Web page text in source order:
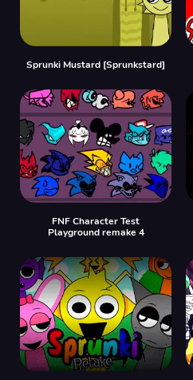
Sprunki Mustard [Sprunkstard]
FNF Character Test
Playground remake 4